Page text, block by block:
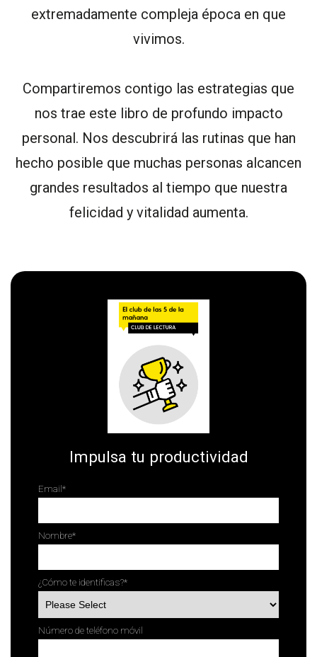
extremadamente compleja época en que
vivimos.
Compartiremos contigo las estrategias que
nos trae este libro de profundo impacto
personal. Nos descubrirá las rutinas que han
hecho posible que muchas personas alcancen
grandes resultados al tiempo que nuestra
felicidad y vitalidad aumenta.
Impulsa tu productividad
Email*
Nombre*
¿Cómo te identificas?*
Número de teléfono móvil